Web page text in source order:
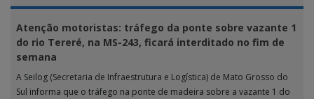
Atenção motoristas: tráfego da ponte sobre vazante 1
do rio Tereré, na MS-243, ficará interditado no fim de
semana
A Seilog (Secretaria de Infraestrutura e Logística) de Mato Grosso do
Sul informa que o tráfego na ponte de madeira sobre a vazante 1 do